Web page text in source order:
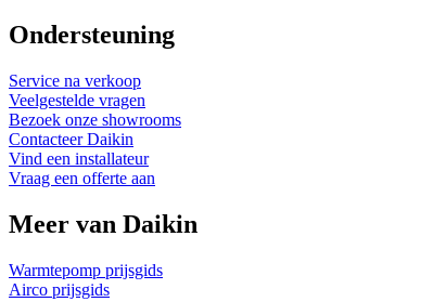
Ondersteuning
Service na verkoop
Veelgestelde vragen
Bezoek onze showrooms
Contacteer Daikin
Vind een installateur
Vraag een offerte aan
Meer van Daikin
Warmtepomp prijsgids
Airco prijsgids